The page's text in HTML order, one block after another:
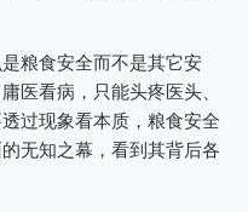
粮食安全而不是其它安
医看病，只能头疼医头、
过现象看本质，粮食安全
无知之幕，看到其背后各